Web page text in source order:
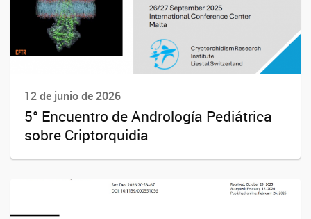
12 de junio de 2026
5° Encuentro de Andrología Pediátrica
sobre Criptorquidia